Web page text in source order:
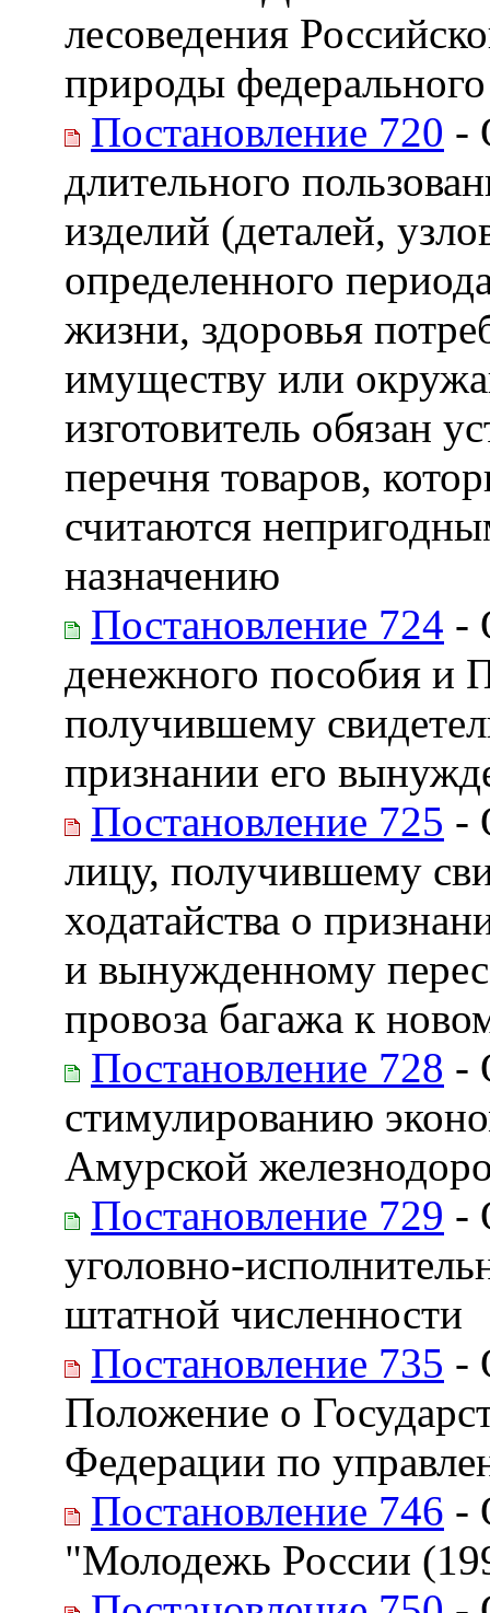
лесоведения
природы
Постановление 720 -
длительного
изделий (деталей,
определенного
жизни, здоровья
имуществу или
изготовитель обязан
перечня товаров,
считаются
назначению
Постановление 724 -
денежного пособия и
получившему
признании его
Постановление 725 -
лицу, получившему
ходатайства о
и вынужденному
провоза багажа к
Постановление 728 -
стимулированию
Амурской
Постановление 729 -
уголовно-
штатной численности
Постановление 735 -
Положение о
Федерации по
Постановление 746 -
"Молодежь России